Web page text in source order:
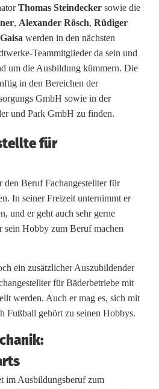
Thomas Steindecker sowie die
, Alexander Rösch, Rüdiger
werden in den nächsten
Teammitglieder da sein und
um die Ausbildung kümmern. Die
in den Bereichen der
GmbH sowie in der
und Park GmbH zu finden.
für
den Beruf Fachangestellter für
In seiner Freizeit unternimmt er
und er geht auch sehr gerne
sein Hobby zum Beruf machen
ein zusätzlicher Auszubildender
für Bäderbetriebe mit
werden. Auch er mag es, sich mit
Fußball gehört zu seinen Hobbys.
im Ausbildungsberuf zum